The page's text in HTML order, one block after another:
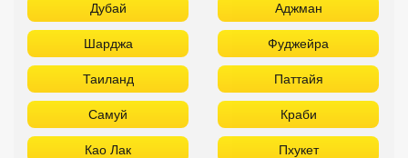
Дубай Аджман
Шарджа Фуджейра
Таиланд Паттайя
Самуй Краби
Као Лак Пхукет